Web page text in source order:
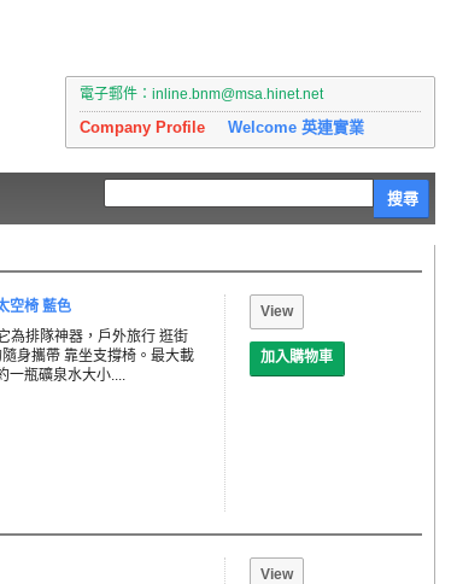
搜尋
電子郵件：inline.bnm@msa.hinet.net
Company Profile Welcome 英連實業
空椅 藍色
為排隊神器，戶外旅行 逛街
身攜帶 靠坐支撐椅。最大載
一瓶礦泉水大小....
View
加入購物車
View